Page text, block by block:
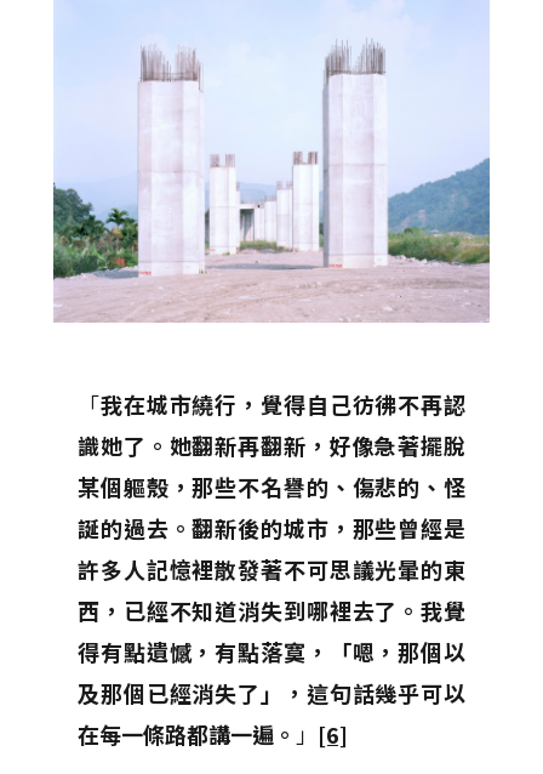
「我在城市繞行，覺得自己彷彿不再認
識她了。她翻新再翻新，好像急著擺脫
某個軀殼，那些不名譽的、傷悲的、怪
誕的過去。翻新後的城市，那些曾經是
許多人記憶裡散發著不可思議光暈的東
西，已經不知道消失到哪裡去了。我覺
得有點遺憾，有點落寞，「嗯，那個以
及那個已經消失了」，這句話幾乎可以
在每一條路都講一遍。 」 [6]